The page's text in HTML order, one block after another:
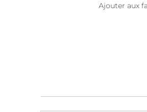
Ajouter aux